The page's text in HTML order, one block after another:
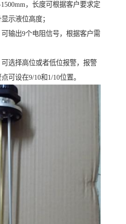
，长度可根据客户要求定
示液位高度；
输出9个电阻信号，根据客户需
选择高位或者低位报警，报警
可设在9/10和1/10位置。